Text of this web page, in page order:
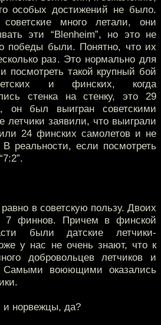
особых достижений не было.
много летали, они
эти “Blenheim”, но это не
победы были. Понятно, что их
раз. Это нормально для
посмотреть такой крупный бой
и финских, когда
стенка на стенку, это 29
он был выигран советскими
летчики заявили, что выиграли
24 финских самолетов и не
реальности, если посмотреть
в советскую пользу. Двоих
7 финнов. Причем в финской
были датские летчики-
у нас не очень знают, что к
добровольцев летчиков и
Самыми воюющими оказались
норвежцы, да?